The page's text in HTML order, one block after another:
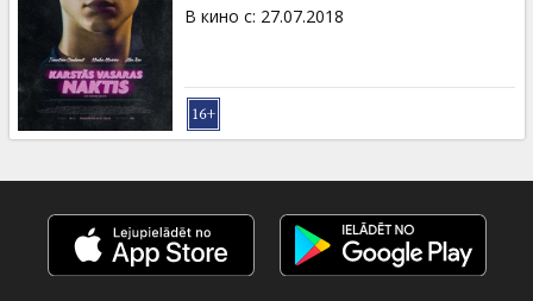
B2B
Клуб
В кино с: 27.07.2018